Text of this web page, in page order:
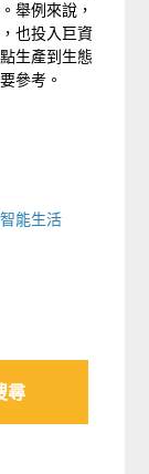
舉例來說，
也投入巨資
生產到生態
參考。
能生活